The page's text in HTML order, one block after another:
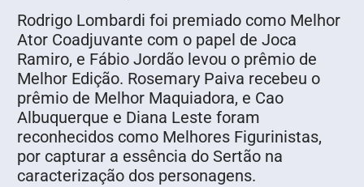
Rodrigo Lombardi foi premiado como Melhor
Ator Coadjuvante com o papel de Joca
Ramiro, e Fábio Jordão levou o prêmio de
Melhor Edição. Rosemary Paiva recebeu o
prêmio de Melhor Maquiadora, e Cao
Albuquerque e Diana Leste foram
reconhecidos como Melhores Figurinistas,
por capturar a essência do Sertão na
caracterização dos personagens.